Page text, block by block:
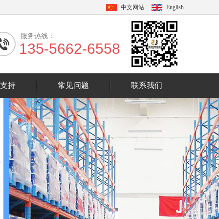
中文网站 English
服务热线：
135-5662-6558
持 常见问题 联系我们